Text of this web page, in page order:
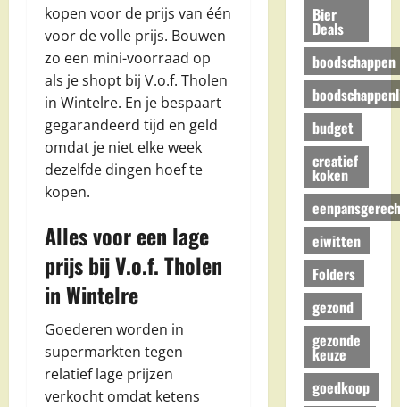
kopen voor de prijs van één
voor de volle prijs. Bouwen
zo een mini-voorraad op
als je shopt bij V.o.f. Tholen
in Wintelre. En je bespaart
gegarandeerd tijd en geld
omdat je niet elke week
dezelfde dingen hoef te
kopen.
Alles voor een lage
prijs bij V.o.f. Tholen
in Wintelre
Goederen worden in
supermarkten tegen
relatief lage prijzen
verkocht omdat ketens
Bier
Deals
boodschappen
budget
creatief
koken
eiwitten
Folders
gezond
gezonde
keuze
goedkoop